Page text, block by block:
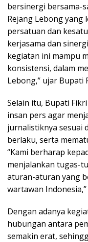
bersinergi bersama-
Rejang Lebong yang
persatuan dan
kerjasama dan
kegiatan ini mampu
konsistensi, dalam
Lebong,” ujar Bupati
Selain itu, Bupati
insan pers agar
jurnalistiknya sesuai
berlaku, serta
“Kami berharap
menjalankan tugas-
aturan-aturan yang
wartawan
Dengan adanya
hubungan antara
semakin erat,